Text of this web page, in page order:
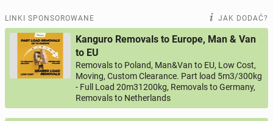
LINKI SPONSOROWANE JAK DODAĆ?
Kanguro Removals to Europe, Man & Van
to EU
Removals to Poland, Man&Van to EU, Low Cost,
Moving, Custom Clearance. Part load 5m3/300kg
- Full Load 20m31200kg, Removals to Germany,
Removals to Netherlands